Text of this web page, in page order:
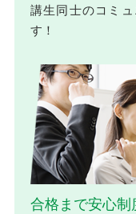
講生同士のコミ
す！
合格まで安心制